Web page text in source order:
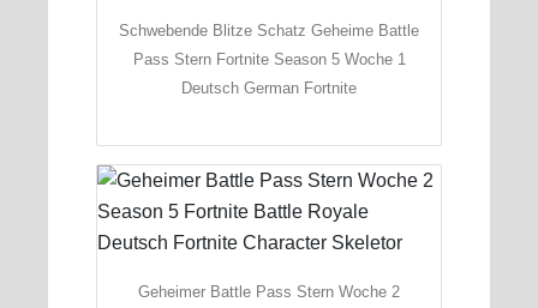
Schwebende Blitze Schatz Geheime Battle
Pass Stern Fortnite Season 5 Woche 1
Deutsch German Fortnite
Geheimer Battle Pass Stern Woche 2